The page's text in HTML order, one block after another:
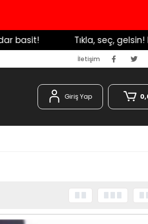
Tıkla, seç, gelsin! Bu
İletişim
Giriş Yap